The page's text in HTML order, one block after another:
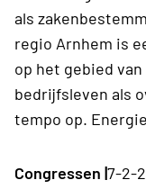
als
regio Arnhem is
op het gebied
bedrijfsleven als
tempo op.
Congressen |7-2-